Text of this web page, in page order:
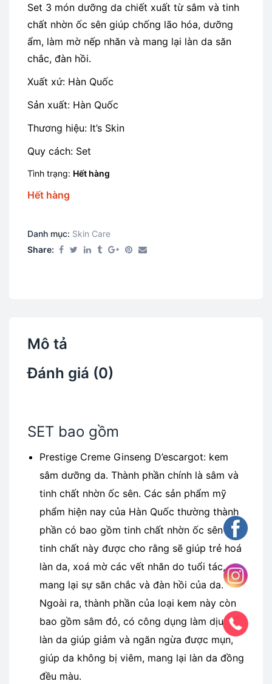
Set 3 món dưỡng da chiết xuất từ sâm và tinh
chất nhờn ốc sên giúp chống lão hóa, dưỡng
ẩm, làm mờ nếp nhăn và mang lại làn da săn
chắc, đàn hồi.
Xuất xứ: Hàn Quốc
Sản xuất: Hàn Quốc
Thương hiệu: It’s Skin
Quy cách: Set
Tình trạng: Hết hàng
Hết hàng
Danh mục: Skin Care​
Share:
Mô tả
Đánh giá (0)
SET bao gồm
Prestige Creme Ginseng D’escargot: kem
sâm dưỡng da. Thành phần chính là sâm và
tinh chất nhờn ốc sên. Các sản phẩm mỹ
phẩm hiện nay của Hàn Quốc thường thành
phần có bao gồm tinh chất nhờn ốc sên bởi
tinh chất này được cho rằng sẽ giúp trẻ hoá
làn da, xoá mờ các vết nhăn do tuổi tác,
mang lại sự săn chắc và đàn hồi của da.
Ngoài ra, thành phần của loại kem này còn
bao gồm sâm đỏ, có công dụng làm dịu hoá
làn da giúp giảm và ngăn ngừa được mụn,
giúp da không bị viêm, mang lại làn da đồng
đều màu.